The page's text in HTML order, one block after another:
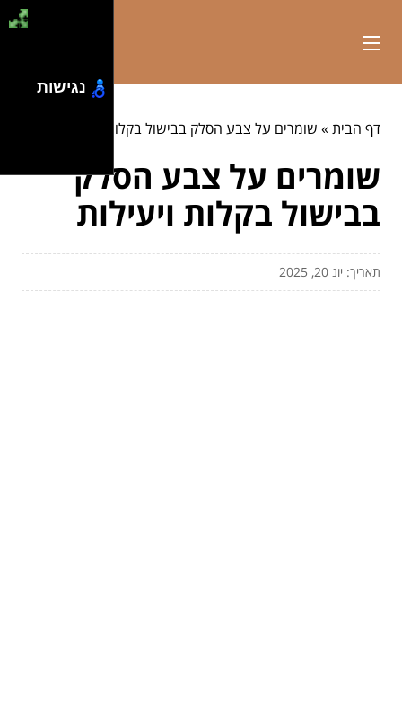
דף הבית» שומרים על צבע הסלק בבישול בקלות ויעילות
שומרים על צבע הסלק
בבישול בקלות ויעילות
תאריך: יונ 20, 2025
נגישות